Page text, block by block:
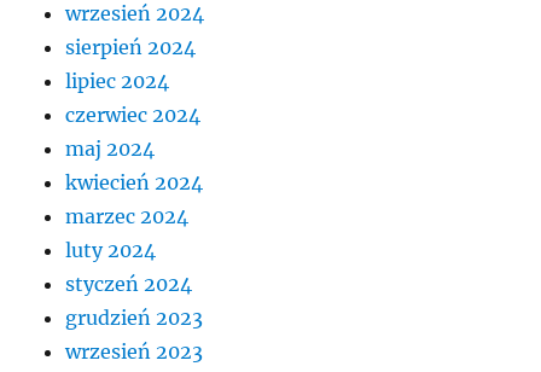
wrzesień 2024
sierpień 2024
lipiec 2024
czerwiec 2024
maj 2024
kwiecień 2024
marzec 2024
luty 2024
styczeń 2024
grudzień 2023
wrzesień 2023